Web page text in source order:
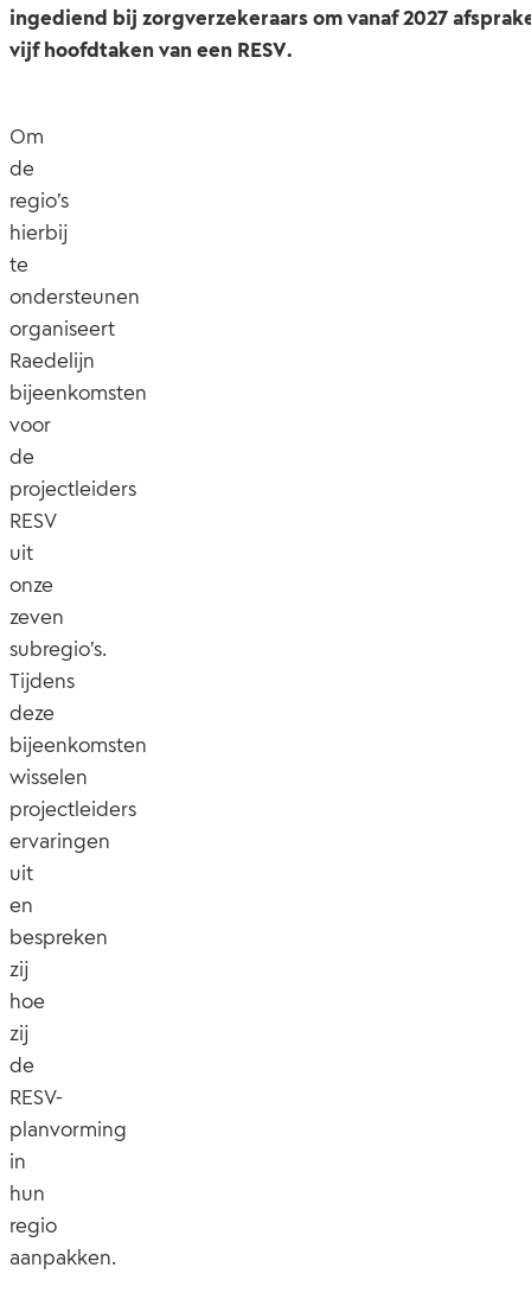
ingediend bij zorgverzekeraars om vanaf 2027
vijf hoofdtaken van een RESV.
Om
de
regio’s
hierbij
te
ondersteunen
organiseert
Raedelijn
bijeenkomsten
voor
de
projectleiders
RESV
uit
onze
zeven
subregio’s.
Tijdens
deze
bijeenkomsten
wisselen
projectleiders
ervaringen
uit
en
bespreken
zij
hoe
zij
de
RESV-
planvorming
in
hun
regio
aanpakken.